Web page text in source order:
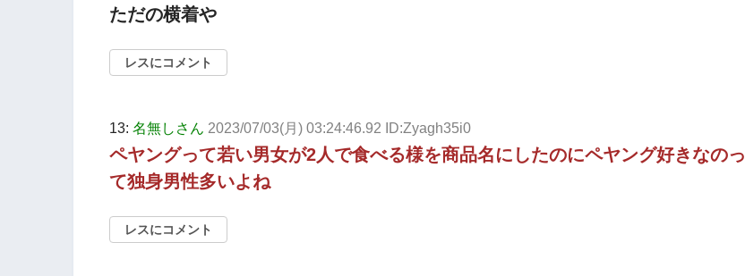
ただの横着や
レスにコメント
13: 名無しさん 2023/07/03(月) 03:24:46.92 ID:Zyagh35i0
ペヤングって若い男女が2人で食べる様を商品名にしたのにペヤング好きなのっ
て独身男性多いよね
レスにコメント